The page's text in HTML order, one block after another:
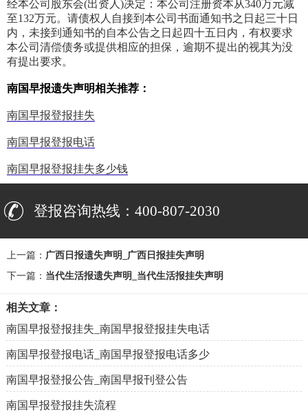
经本公司股东会(出资人)决定：本公司注册资本从340万元减
至132万元。请债权人自接到本公司书面通知书之日起三十日
内，未接到通知书的自本公告之日起四十五日内，有权要求
本公司清偿债务或提供相应的担保，逾期不提出的视其为没
有提出要求。
南国早报遗失声明相关推荐：
南国早报登报挂失
南国早报登报电话
南国早报登报挂失多少钱
登报咨询热线：400-807-2030
上一篇： 广西日报遗失声明_广西日报挂失声明
下一篇： 当代生活报遗失声明_当代生活报挂失声明
相关文章：
南国早报登报挂失_南国早报登报挂失电话
南国早报登报电话_南国早报登报电话多少
南国早报登报公告_南国早报刊登公告
南国早报登报挂失流程